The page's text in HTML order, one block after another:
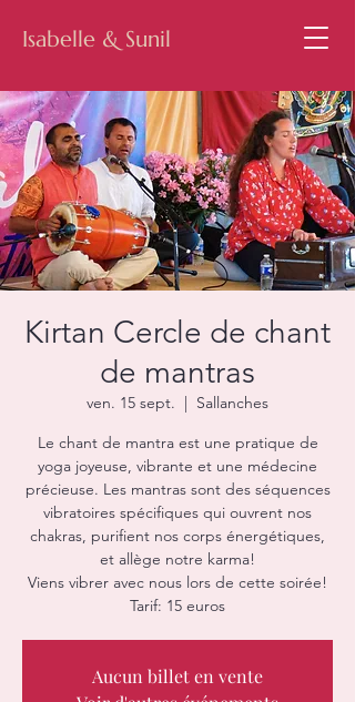
Isabelle & Sunil
Kirtan Cercle de chant
de mantras
ven. 15 sept.
  |
Sallanches
Le chant de mantra est une pratique de
yoga joyeuse, vibrante et une médecine
précieuse. Les mantras sont des séquences
vibratoires spécifiques qui ouvrent nos
chakras, purifient nos corps énergétiques,
et allège notre karma!
Viens vibrer avec nous lors de cette soirée!
Aucun billet en vente